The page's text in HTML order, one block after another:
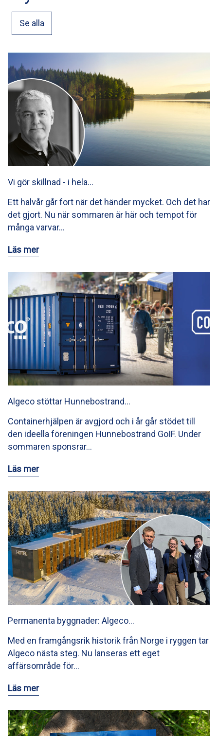
Se alla
Vi gör skillnad - i hela…
Ett halvår går fort när det händer mycket. Och det har
det gjort. Nu när sommaren är här och tempot för
många varvar…
Läs mer
Algeco stöttar Hunnebostrand…
Containerhjälpen är avgjord och i år går stödet till
den ideella föreningen Hunnebostrand GoIF. Under
sommaren sponsrar…
Läs mer
Permanenta byggnader: Algeco…
Med en framgångsrik historik från Norge i ryggen tar
Algeco nästa steg. Nu lanseras ett eget
affärsområde för…
Läs mer